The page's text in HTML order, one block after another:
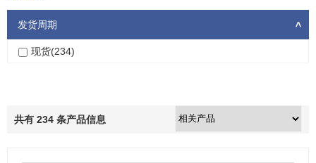
发货周期 >
现货(234)
共有 234 条产品信息